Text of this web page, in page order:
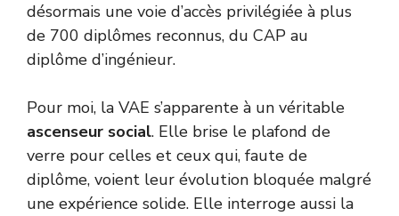
désormais une voie d’accès privilégiée à plus
de 700 diplômes reconnus, du CAP au
diplôme d’ingénieur.
Pour moi, la VAE s’apparente à un véritable
ascenseur social. Elle brise le plafond de
verre pour celles et ceux qui, faute de
diplôme, voient leur évolution bloquée malgré
une expérience solide. Elle interroge aussi la